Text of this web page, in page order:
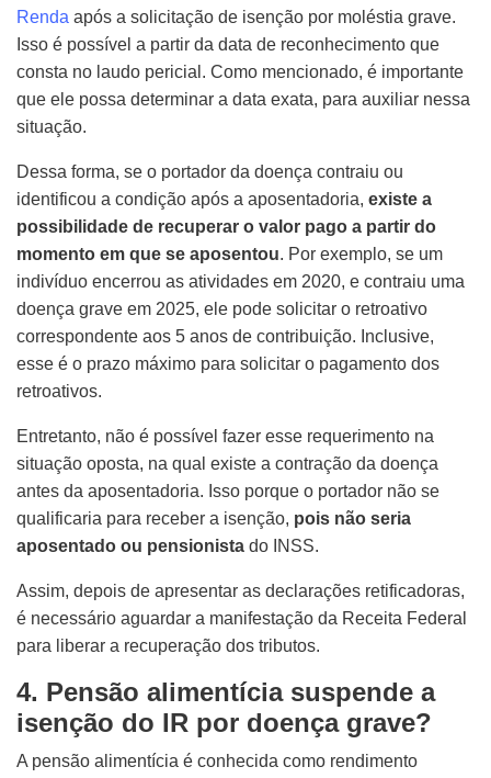
Renda após a solicitação de isenção por moléstia grave.
Isso é possível a partir da data de reconhecimento que
consta no laudo pericial. Como mencionado, é importante
que ele possa determinar a data exata, para auxiliar nessa
situação.
Dessa forma, se o portador da doença contraiu ou
identificou a condição após a aposentadoria, existe a
possibilidade de recuperar o valor pago a partir do
momento em que se aposentou. Por exemplo, se um
indivíduo encerrou as atividades em 2020, e contraiu uma
doença grave em 2025, ele pode solicitar o retroativo
correspondente aos 5 anos de contribuição. Inclusive,
esse é o prazo máximo para solicitar o pagamento dos
retroativos.
Entretanto, não é possível fazer esse requerimento na
situação oposta, na qual existe a contração da doença
antes da aposentadoria. Isso porque o portador não se
qualificaria para receber a isenção, pois não seria
aposentado ou pensionista do INSS.
Assim, depois de apresentar as declarações retificadoras,
é necessário aguardar a manifestação da Receita Federal
para liberar a recuperação dos tributos.
4. Pensão alimentícia suspende a
isenção do IR por doença grave?
A pensão alimentícia é conhecida como rendimento